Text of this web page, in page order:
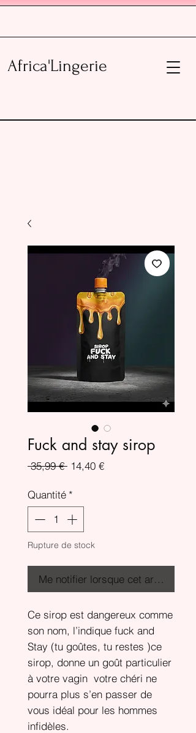
Africa'Lingerie
Fuck and stay sirop
35,99 € Prix
14,40 €Prix
Quantité *
Rupture de stock
Me notifier lorsque cet article est
Ce sirop est dangereux comme
son nom, l’indique fuck and
Stay (tu goûtes, tu restes )ce
sirop, donne un goût particulier
à votre vagin votre chéri ne
pourra plus s’en passer de
vous idéal pour les hommes
infidèles.